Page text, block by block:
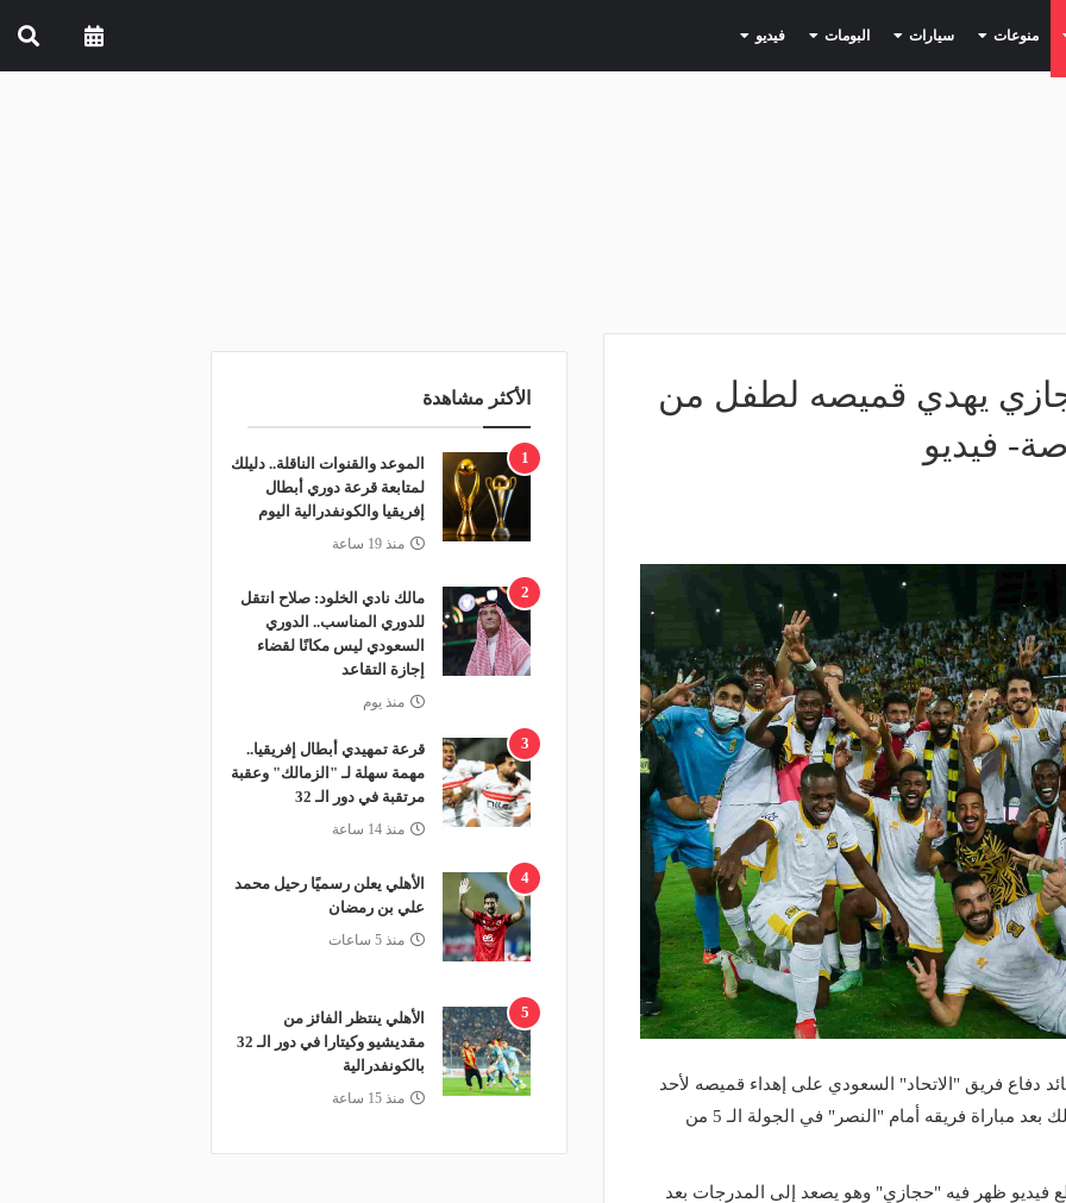
(current) منوعات (current) سيارات (current) البومات (current) فيديو (current)
يهدي قميصه لطفل من
فيديو
فريق "الاتحاد" السعودي على إهداء قميصه لأحد
الأطفال من ذوي الاحتياجات الخاصة وذلك بعد مباراة فريقه أمام "النصر" في الجولة الـ 5 من
فيديو ظهر فيه "حجازي" وهو يصعد إلى المدرجات بعد
الأكثر مشاهدة
1
الموعد والقنوات الناقلة.. دليلك
لمتابعة قرعة دوري أبطال
إفريقيا والكونفدرالية اليوم
منذ 19 ساعة
2
مالك نادي الخلود: صلاح انتقل
للدوري المناسب.. الدوري
السعودي ليس مكانًا لقضاء
إجازة التقاعد
منذ يوم
3
قرعة تمهيدي أبطال إفريقيا..
مهمة سهلة لـ "الزمالك" وعقبة
مرتقبة في دور الـ 32
منذ 14 ساعة
4
الأهلي يعلن رسميًا رحيل محمد
علي بن رمضان
منذ 5 ساعات
5
الأهلي ينتظر الفائز من
مقديشيو وكيتارا في دور الـ 32
بالكونفدرالية
منذ 15 ساعة